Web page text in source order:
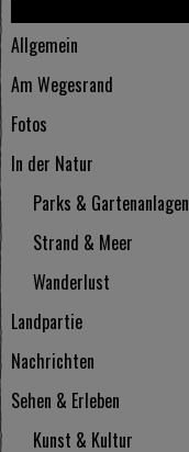
Allgemein
Am Wegesrand
Fotos
In der Natur
Parks & Gartenanlagen
Strand & Meer
Wanderlust
Landpartie
Nachrichten
Sehen & Erleben
Kunst & Kultur